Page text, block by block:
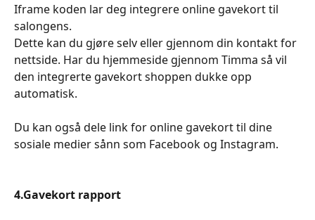
Iframe koden lar deg integrere online gavekort til
salongens.
Dette kan du gjøre selv eller gjennom din kontakt for
nettside. Har du hjemmeside gjennom Timma så vil
den integrerte gavekort shoppen dukke opp
automatisk.
Du kan også dele link for online gavekort til dine
sosiale medier sånn som Facebook og Instagram.​
4.Gavekort rapport